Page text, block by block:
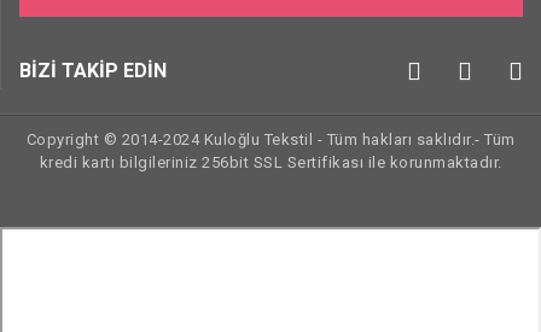
BİZİ TAKİP EDİN
Copyright © 2014-2024 Kuloğlu Tekstil - Tüm hakları saklıdır.- Tüm
kredi kartı bilgileriniz 256bit SSL Sertifikası ile korunmaktadır.